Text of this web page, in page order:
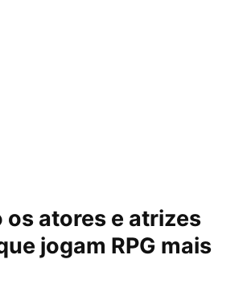
os atores e atrizes
jogam RPG mais